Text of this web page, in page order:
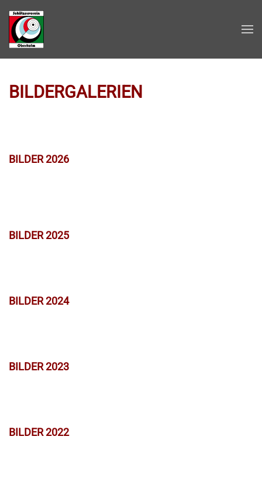
Zum Hauptinhalt springen
BILDERGALERIEN
BILDER 2026
BILDER 2025
BILDER 2024
BILDER 2023
BILDER 2022